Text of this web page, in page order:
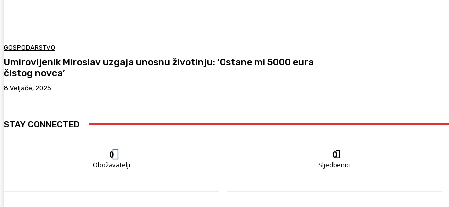
GOSPODARSTVO
Umirovljenik Miroslav uzgaja unosnu životinju: ‘Ostane mi 5000 eura
čistog novca’
8 Veljače, 2025
STAY CONNECTED
0
Obožavatelji
0
Sljedbenici